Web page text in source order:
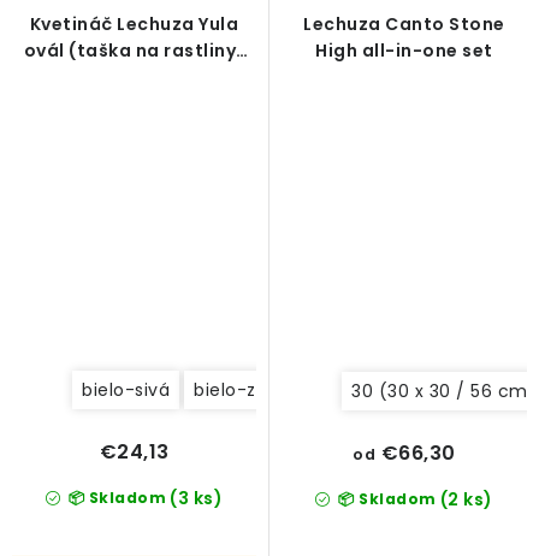
Kvetináč Lechuza Yula
ovál (taška na rastliny)
bielo-sivá bielo-zelená
📦 Skladom (3 ks)
€24,13
Lechuza Canto Stone
High all-in-one set
30 (30 x 30 / 56 cm)
📦 Skladom (2 ks)
od €66,30